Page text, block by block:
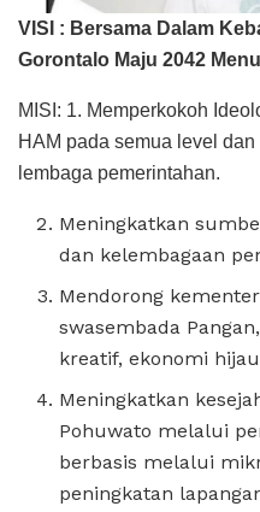
VISI : Bersama Dalam
Gorontalo Maju 2042
MISI: 1. Memperkokoh
HAM pada semua level
lembaga pemerintahan.
Meningkatkan
dan kelembagaan
Mendorong
swasembada
kreatif, ekonomi
Meningkatkan
Pohuwato melalui
berbasis melalui
peningkatan